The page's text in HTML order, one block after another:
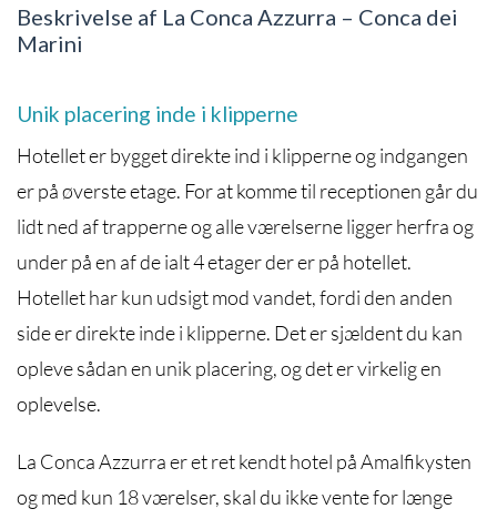
Beskrivelse af La Conca Azzurra – Conca dei
Marini
Unik placering inde i klipperne
Hotellet er bygget direkte ind i klipperne og indgangen
er på øverste etage. For at komme til receptionen går du
lidt ned af trapperne og alle værelserne ligger herfra og
under på en af de ialt 4 etager der er på hotellet.
Hotellet har kun udsigt mod vandet, fordi den anden
side er direkte inde i klipperne. Det er sjældent du kan
opleve sådan en unik placering, og det er virkelig en
oplevelse.
La Conca Azzurra er et ret kendt hotel på Amalfikysten
og med kun 18 værelser, skal du ikke vente for længe